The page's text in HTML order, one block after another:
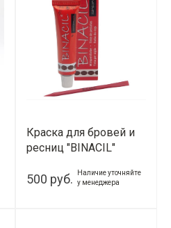
Краска для бровей и
ресниц "BINACIL"
500 руб.
Наличие уточняйте
у менеджера